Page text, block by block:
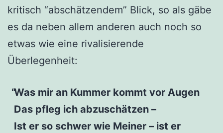
kritisch “abschätzendem” Blick, so als gäbe
es da neben allem anderen auch noch so
etwas wie eine rivalisierende
Überlegenheit:
Was mir an Kummer kommt vor Augen
Das pfleg ich abzuschätzen –
Ist er so schwer wie Meiner – ist er